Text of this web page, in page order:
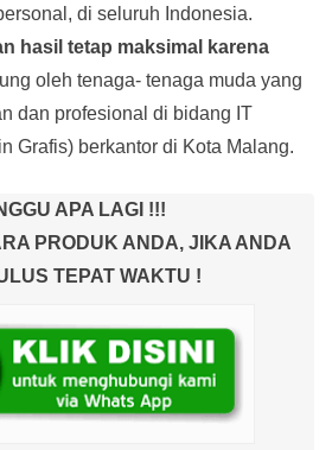
di seluruh Indonesia.
hasil tetap maksimal karena
oleh tenaga- tenaga muda yang
dan profesional di bidang IT
Grafis) berkantor di Kota Malang.
APA LAGI !!!
PRODUK ANDA, JIKA ANDA
TEPAT WAKTU !